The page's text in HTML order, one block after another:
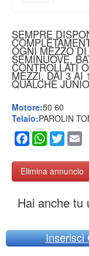
SEMPRE
OGNI MEZZO
SEMINUOVE,
CONTROLLATI
MEZZI, DAI 3 AI
QUALCHE
Motore:50 60
Telaio:PAROLIN
Facebook
WhatsApp
Twitter
Elimina annuncio
Hai anche tu
Inserisci